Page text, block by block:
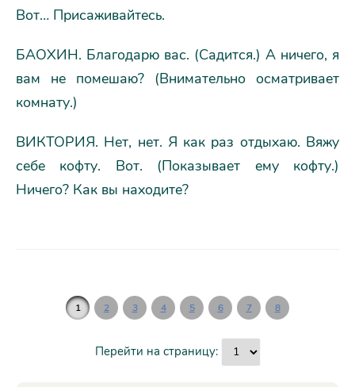
Вот… Присаживайтесь.
БАОХИН. Благодарю вас. (Садится.) А ничего, я
вам не помешаю? (Внимательно осматривает
комнату.)
ВИКТОРИЯ. Нет, нет. Я как раз отдыхаю. Вяжу
себе кофту. Вот. (Показывает ему кофту.)
Ничего? Как вы находите?
1 2 3 4 5 6 7 8
Перейти на страницу: